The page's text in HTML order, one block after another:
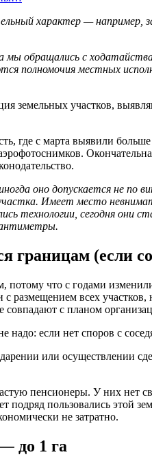
характер — например,
мы обращались с
полномочия местных
земельных участков,
где с марта выявили
оно допускается не по
участка. Имеет место
технологии, сегодня
(если
потому что с годами
размещением всех
совпадают с планом
надо: если нет споров с
или осуществлении
пенсионеры. У них нет
подряд пользовались
не затратно.
до 1 га